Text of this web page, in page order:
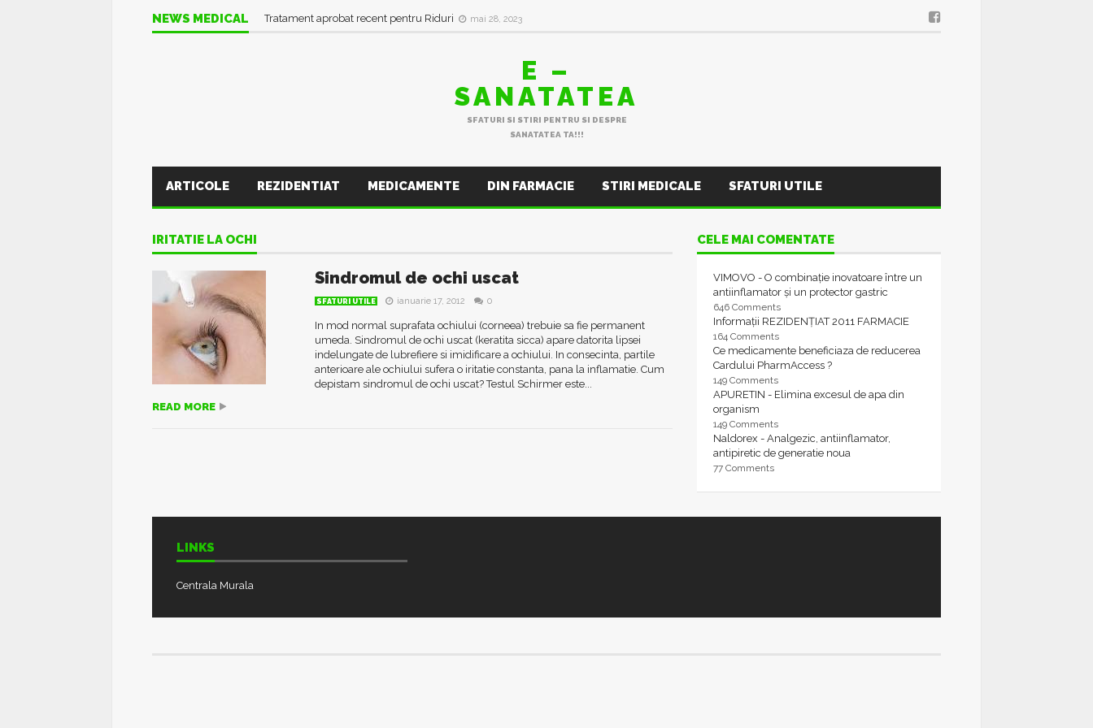
NEWS MEDICAL Tratament aprobat recent pentru Riduri mai 28, 2023
E –
SANATATEA
SFATURI SI STIRI PENTRU SI DESPRE
SANATATEA TA!!!
ARTICOLE REZIDENTIAT MEDICAMENTE DIN FARMACIE STIRI MEDICALE SFATURI UTILE
IRITATIE LA OCHI
Sindromul de ochi uscat
SFATURI UTILE ianuarie 17, 2012 0
In mod normal suprafata ochiului (corneea) trebuie sa fie permanent
umeda. Sindromul de ochi uscat (keratita sicca) apare datorita lipsei
indelungate de lubrefiere si imidificare a ochiului. In consecinta, partile
anterioare ale ochiului sufera o iritatie constanta, pana la inflamatie. Cum
depistam sindromul de ochi uscat? Testul Schirmer este...
READ MORE
CELE MAI COMENTATE
VIMOVO - O combinație inovatoare între un
antiinflamator și un protector gastric
646 Comments
Informații REZIDENȚIAT 2011 FARMACIE
164 Comments
Ce medicamente beneficiaza de reducerea
Cardului PharmAccess ?
149 Comments
APURETIN - Elimina excesul de apa din
organism
149 Comments
Naldorex - Analgezic, antiinflamator,
antipiretic de generatie noua
77 Comments
LINKS
Centrala Murala